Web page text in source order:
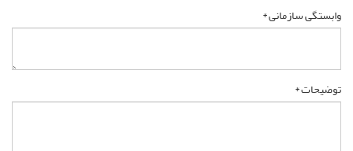
وابستگی سازمانی *
توضیحات *